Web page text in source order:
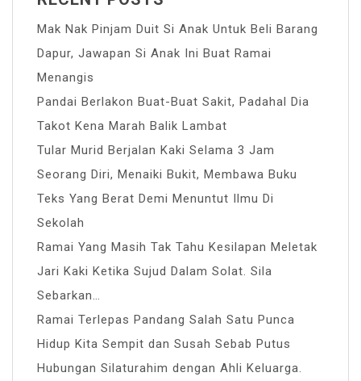
Mak Nak Pinjam Duit Si Anak Untuk Beli Barang
Dapur, Jawapan Si Anak Ini Buat Ramai
Menangis
Pandai Berlakon Buat-Buat Sakit, Padahal Dia
Takot Kena Marah Balik Lambat
Tular Murid Berjalan Kaki Selama 3 Jam
Seorang Diri, Menaiki Bukit, Membawa Buku
Teks Yang Berat Demi Menuntut Ilmu Di
Sekolah
Ramai Yang Masih Tak Tahu Kesilapan Meletak
Jari Kaki Ketika Sujud Dalam Solat. Sila
Sebarkan…
Ramai Terlepas Pandang Salah Satu Punca
Hidup Kita Sempit dan Susah Sebab Putus
Hubungan Silaturahim dengan Ahli Keluarga.